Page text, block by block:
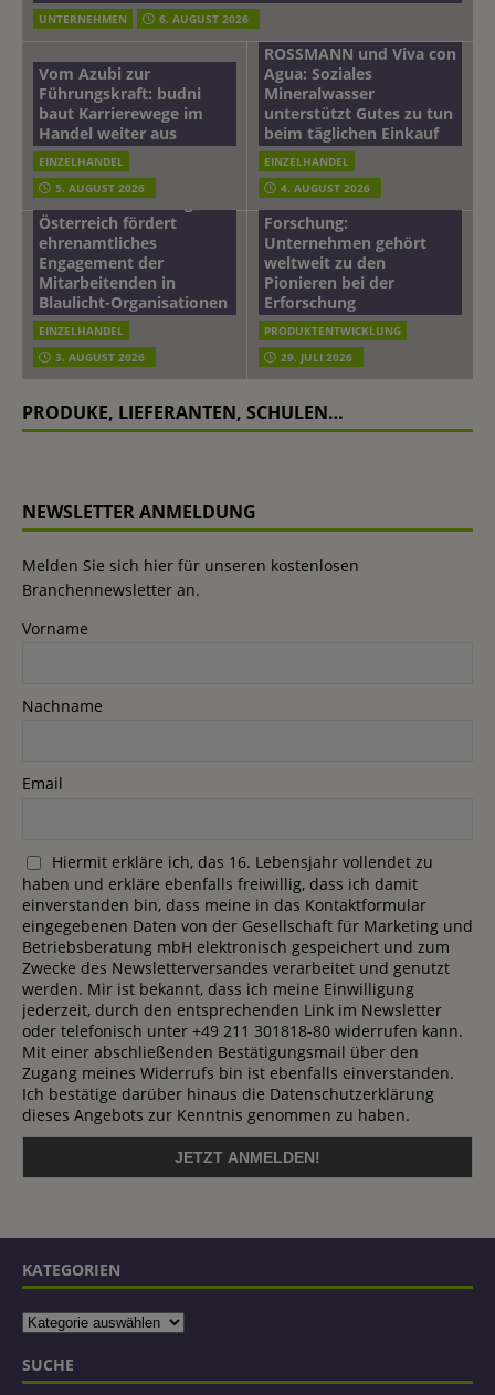
UNTERNEHMEN 6. AUGUST 2026
Vom Azubi zur
Führungskraft: budni
baut Karrierewege im
Handel weiter aus
EINZELHANDEL
5. AUGUST 2026
ROSSMANN und Viva con
Agua: Soziales
Mineralwasser
unterstützt Gutes zu tun
beim täglichen Einkauf
EINZELHANDEL
4. AUGUST 2026
mehr vom leben tag: dm
Österreich fördert
ehrenamtliches
Engagement der
Mitarbeitenden in
Blaulicht-Organisationen
EINZELHANDEL
3. AUGUST 2026
Beiersdorf
Hautmikrobiom-
Forschung:
Unternehmen gehört
weltweit zu den
Pionieren bei der
Erforschung
PRODUKTENTWICKLUNG
29. JULI 2026
PRODUKE, LIEFERANTEN, SCHULEN…
NEWSLETTER ANMELDUNG
Melden Sie sich hier für unseren kostenlosen
Branchennewsletter an.
Vorname
Nachname
Email
Hiermit erkläre ich, das 16. Lebensjahr vollendet zu
haben und erkläre ebenfalls freiwillig, dass ich damit
einverstanden bin, dass meine in das Kontaktformular
eingegebenen Daten von der Gesellschaft für Marketing und
Betriebsberatung mbH elektronisch gespeichert und zum
Zwecke des Newsletterversandes verarbeitet und genutzt
werden. Mir ist bekannt, dass ich meine Einwilligung
jederzeit, durch den entsprechenden Link im Newsletter
oder telefonisch unter +49 211 301818-80 widerrufen kann.
Mit einer abschließenden Bestätigungsmail über den
Zugang meines Widerrufs bin ist ebenfalls einverstanden.
Ich bestätige darüber hinaus die Datenschutzerklärung
dieses Angebots zur Kenntnis genommen zu haben.
KATEGORIEN
SUCHE